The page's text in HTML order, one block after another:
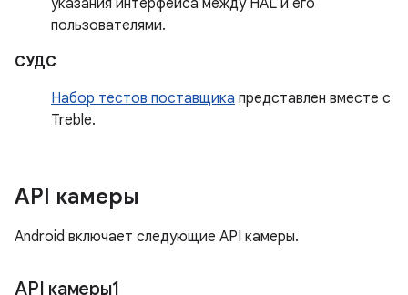
указания интерфейса между HAL и его
пользователями.
СУДС
Набор тестов поставщика представлен вместе с
Treble.
API камеры
Android включает следующие API камеры.
API камеры1